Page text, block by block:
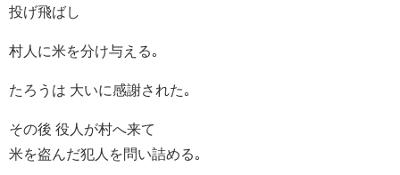
投げ飛ばし
村人に米を分け与える｡
たろうは 大いに感謝された｡
その後 役人が村へ来て
米を盗んだ犯人を問い詰める｡